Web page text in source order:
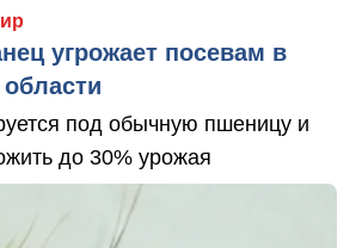
угрожает посевам в
под обычную пшеницу и
до 30% урожая